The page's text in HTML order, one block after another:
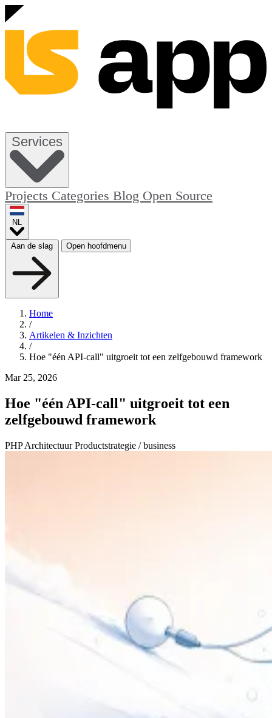
Services
Projects Categories Blog Open Source
NL
Aan de slag Open hoofdmenu
Home
/
Artikelen & Inzichten
/
Hoe "één API-call" uitgroeit tot een zelfgebouwd framework
Mar 25, 2026
Hoe "één API-call" uitgroeit tot een
zelfgebouwd framework
PHPArchitectuurProductstrategie / business